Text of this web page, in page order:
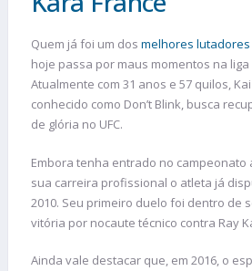
Quem já foi um dos melhores lutadores
hoje passa por maus momentos na
Atualmente com 31 anos e 57 quilos,
conhecido como Don’t Blink, busca
de glória no UFC.
Embora tenha entrado no campeonato
sua carreira profissional o atleta já
2010. Seu primeiro duelo foi dentro de
vitória por nocaute técnico contra Ray
Ainda vale destacar que, em 2016, o